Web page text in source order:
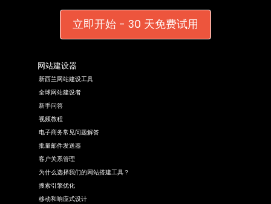
立即开始 - 30 天免费试用
网站建设器
新西兰网站建设工具
全球网站建设者
新手问答
视频教程
电子商务常见问题解答
批量邮件发送器
客户关系管理
为什么选择我们的网站搭建工具？
搜索引擎优化
移动和响应式设计